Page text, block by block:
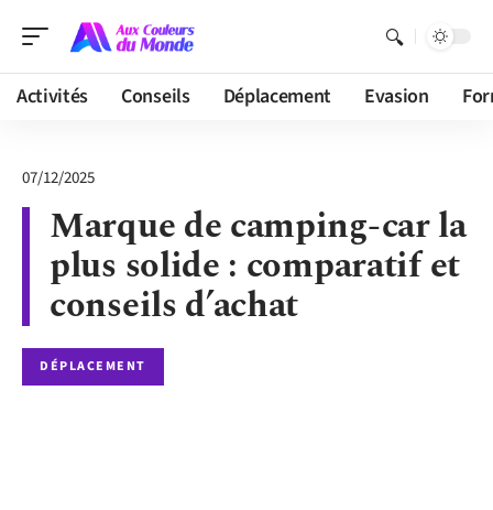
Activités Conseils Déplacement Evasion
07/12/2025
Marque de camping-car la
plus solide : comparatif et
conseils d’achat
DÉPLACEMENT